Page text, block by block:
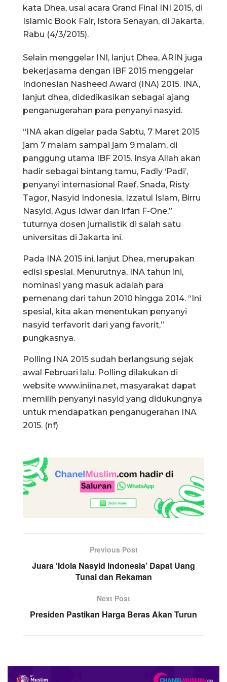
kata Dhea, usai acara Grand Final INI 2015, di
Islamic Book Fair, Istora Senayan, di Jakarta,
Rabu (4/3/2015).
Selain menggelar INI, lanjut Dhea, ARIN juga
bekerjasama dengan IBF 2015 menggelar
Indonesian Nasheed Award (INA) 2015. INA,
lanjut dhea, didedikasikan sebagai ajang
penganugerahan para penyanyi nasyid.
“INA akan digelar pada Sabtu, 7 Maret 2015
jam 7 malam sampai jam 9 malam, di
panggung utama IBF 2015. Insya Allah akan
hadir sebagai bintang tamu, Fadly ‘Padi’,
penyanyi internasional Raef, Snada, Risty
Tagor, Nasyid Indonesia, Izzatul Islam, Birru
Nasyid, Agus Idwar dan Irfan F-One,”
tuturnya dosen jurnalistik di salah satu
universitas di Jakarta ini.
Pada INA 2015 ini, lanjut Dhea, merupakan
edisi spesial. Menurutnya, INA tahun ini,
nominasi yang masuk adalah para
pemenang dari tahun 2010 hingga 2014. “Ini
spesial, kita akan menentukan penyanyi
nasyid terfavorit dari yang favorit,”
pungkasnya.
Polling INA 2015 sudah berlangsung sejak
awal Februari lalu. Polling dilakukan di
website www.iniina.net, masyarakat dapat
memilih penyanyi nasyid yang didukungnya
untuk mendapatkan penganugerahan INA
2015. (nf)
Previous Post
Juara ‘Idola Nasyid Indonesia’ Dapat Uang
Tunai dan Rekaman
Next Post
Presiden Pastikan Harga Beras Akan Turun